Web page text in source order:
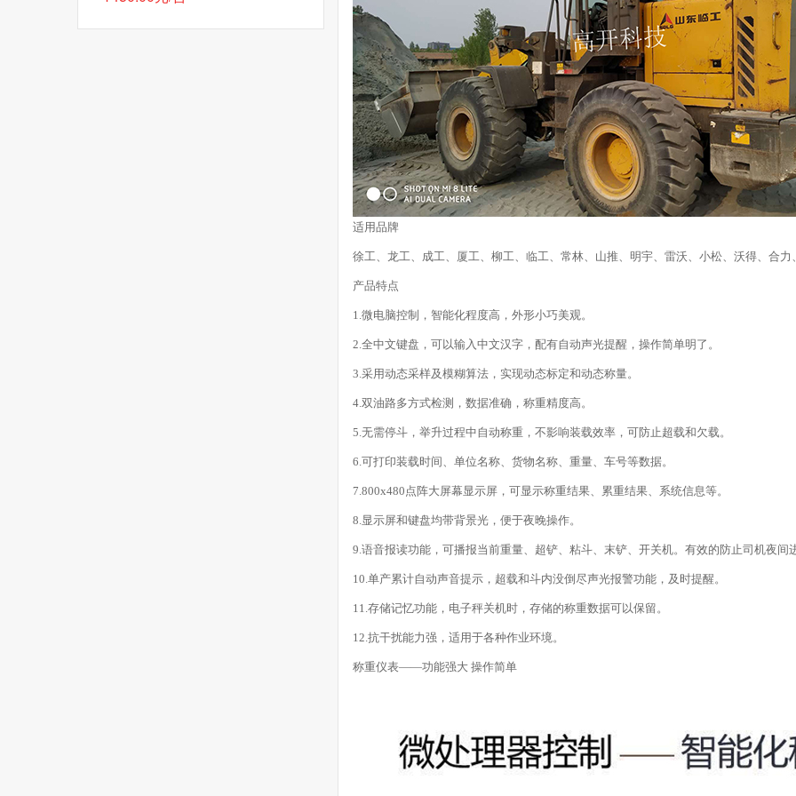
适用品牌
徐工、龙工、成工、厦工、柳工、临工、常林、山推、明宇、雷沃、小松、沃得、合力
产品特点
1.微电脑控制，智能化程度高，外形小巧美观。
2.全中文键盘，可以输入中文汉字，配有自动声光提醒，操作简单明了。
3.采用动态采样及模糊算法，实现动态标定和动态称量。
4.双油路多方式检测，数据准确，称重精度高。
5.无需停斗，举升过程中自动称重，不影响装载效率，可防止超载和欠载。
6.可打印装载时间、单位名称、货物名称、重量、车号等数据。
7.800x480点阵大屏幕显示屏，可显示称重结果、累重结果、系统信息等。
8.显示屏和键盘均带背景光，便于夜晚操作。
9.语音报读功能，可播报当前重量、超铲、粘斗、末铲、开关机。有效的防止司机夜间
10.单产累计自动声音提示，超载和斗内没倒尽声光报警功能，及时提醒。
11.存储记忆功能，电子秤关机时，存储的称重数据可以保留。
12.抗干扰能力强，适用于各种作业环境。
称重仪表——功能强大 操作简单